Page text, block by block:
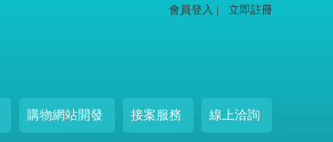
會員登入 | 立即註冊
購物網站開發 接案服務 線上洽詢